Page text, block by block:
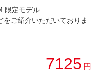
限定モデル
をご紹介いただいておりま
7125 円